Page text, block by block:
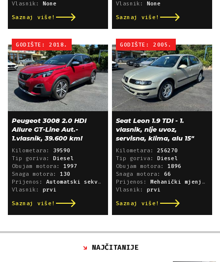
Vlasnik: None
Saznaj više!
Vlasnik: None
Saznaj više!
GODIŠTE: 2018.
Peugeot 3008 2.0 HDI
Allure GT-Line Aut.-
1.vlasnik, 39.600 km!
Kilometara: 39590
Tip goriva:
Diesel
Obujam motora: 1997
Snaga motora: 130
Prijenos: Automatski sekvencijski
Vlasnik: prvi
Saznaj više!
GODIŠTE: 2005.
Seat Leon 1.9 TDI - 1.
vlasnik, nije uvoz,
servisna, klima, alu 15"
Kilometara: 256270
Tip goriva:
Diesel
Obujam motora: 1896
Snaga motora: 66
Prijenos:
Mehanički mjenjač
Vlasnik: prvi
Saznaj više!
NAJČITANIJE